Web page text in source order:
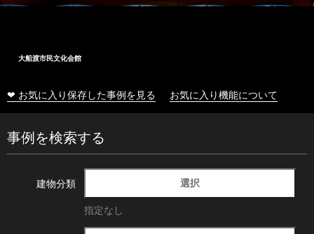
大船渡市民文化会館
❤ お気に入り保存した事例を見る お気に入り機能について
事例を検索する
建物分類 選択
指定なし